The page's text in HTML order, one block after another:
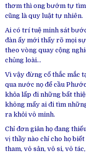
thơm thì ong bướm tự
cũng là quy luật tự nhiên.
Ai có trí tuệ minh sát
đàn ấy mới thấy rõ mọi
theo vòng quay cộng
chủng loài…
Vì vậy đừng cố thắc mắc
qua nước nọ để cầu
khỏa lấp đi những bất
không mấy ai đi tìm
ra khỏi vô minh.
Chỉ đơn giản họ đang
vị thầy nào chỉ cho họ
tham, vô sân, vô si, vô